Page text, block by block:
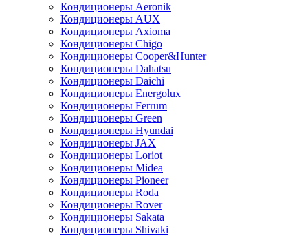
Кондиционеры Aeronik
Кондиционеры AUX
Кондиционеры Axioma
Кондиционеры Chigo
Кондиционеры Cooper&Hunter
Кондиционеры Dahatsu
Кондиционеры Daichi
Кондиционеры Energolux
Кондиционеры Ferrum
Кондиционеры Green
Кондиционеры Hyundai
Кондиционеры JAX
Кондиционеры Loriot
Кондиционеры Midea
Кондиционеры Pioneer
Кондиционеры Roda
Кондиционеры Rover
Кондиционеры Sakata
Кондиционеры Shivaki